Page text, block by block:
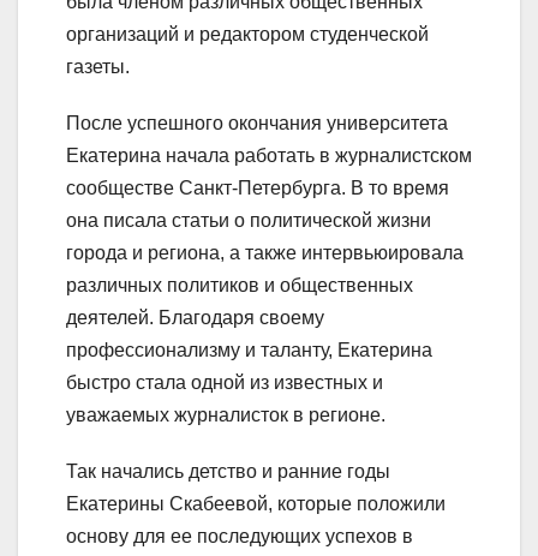
организаций и редактором студенческой
газеты.
После успешного окончания университета
Екатерина начала работать в журналистском
сообществе Санкт-Петербурга. В то время
она писала статьи о политической жизни
города и региона, а также интервьюировала
различных политиков и общественных
деятелей. Благодаря своему
профессионализму и таланту, Екатерина
быстро стала одной из известных и
уважаемых журналисток в регионе.
Так начались детство и ранние годы
Екатерины Скабеевой, которые положили
основу для ее последующих успехов в